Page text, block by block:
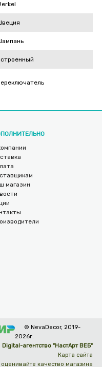
магазин
© NevaDecor, 2019-
2026г.
Digital-агентство "НастАрт ВЕБ"
Карта сайта